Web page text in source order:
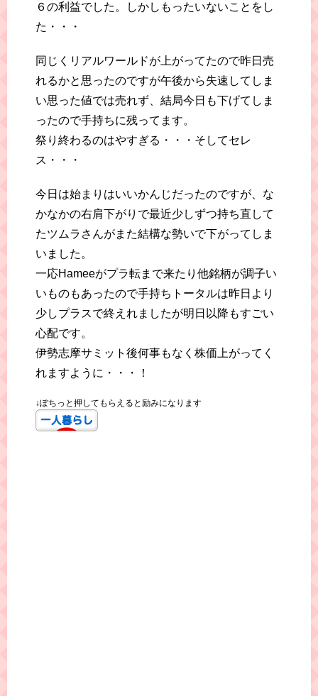
６の利益でした。しかしもったいないことをし
た・・・
同じくリアルワールドが上がってたので昨日売
れるかと思ったのですが午後から失速してしま
い思った値では売れず、結局今日も下げてしま
ったので手持ちに残ってます。
祭り終わるのはやすぎる・・・そしてセレ
ス・・・
今日は始まりはいいかんじだったのですが、な
かなかの右肩下がりで最近少しずつ持ち直して
たツムラさんがまた結構な勢いで下がってしま
いました。
一応Hameeがプラ転まで来たり他銘柄が調子い
いものもあったので手持ちトータルは昨日より
少しプラスで終えれましたが明日以降もすごい
心配です。
伊勢志摩サミット後何事もなく株価上がってく
れますように・・・！
↓ぽちっと押してもらえると励みになります